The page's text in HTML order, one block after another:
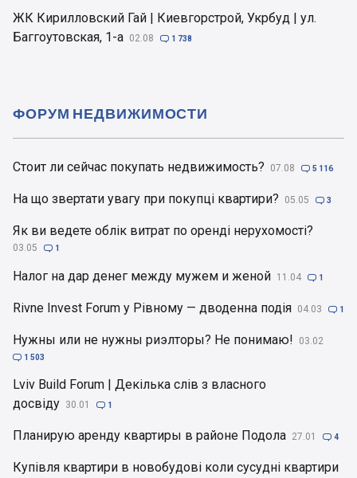
ЖК Кирилловский Гай | Киевгорстрой, Укрбуд | ул.
Баггоутовская, 1-а 02.08  1 738
Стоит ли сейчас покупать недвижимость? 07.08  5 116
На що звертати увагу при покупці квартири? 05.05  3
Як ви ведете облік витрат по оренді нерухомості?
03.05  1
Налог на дар денег между мужем и женой 11.04  1
Rivne Invest Forum у Рівному — дводенна подія 04.03  1
Нужны или не нужны риэлторы? Не понимаю! 03.02
 1 503
Lviv Build Forum | Декілька слів з власного
досвіду 30.01  1
Планирую аренду квартиры в районе Подола 27.01  4
Купівля квартири в новобудові коли сусудні квартири
ФОРУМ НЕДВИЖИМОСТИ